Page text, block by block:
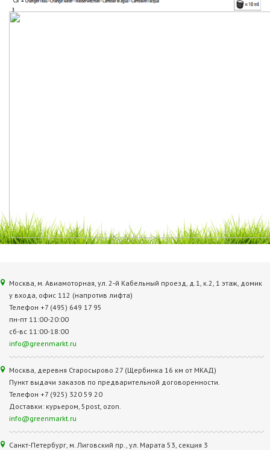
Москва, м. Авиамоторная, ул. 2‑й Кабельный проезд, д.1, к.2, 1 этаж, домик
у входа, офис 112 (напротив лифта)
Телефон +7 (495) 649 17 95
пн-пт 11:00-20:00
сб-вс 11:00-18:00
info@greenmarkt.ru
Москва, деревня Старосырово 27 (Щербинка 16 км от МКАД)
Пункт выдачи заказов по предварительной договоренности.
Телефон +7 (925) 320 59 20
Доставки: курьером, 5post, ozon.
info@greenmarkt.ru
Санкт-Петербург, м. Лиговский пр., ул. Марата 53, секция 3